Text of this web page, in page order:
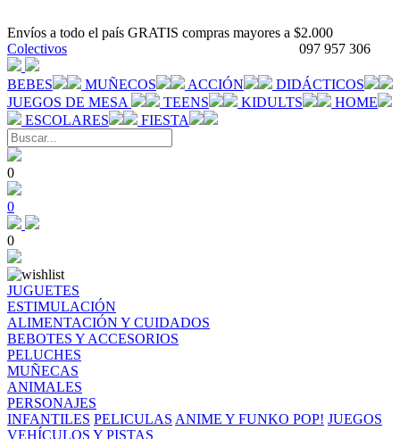
Envíos a todo el país GRATIS compras mayores a $2.000
097 957 306
Colectivos
BEBES MUÑECOS ACCIÓN
DIDÁCTICOS
JUEGOS DE MESA
TEENS KIDULTS
HOME
ESCOLARES
FIESTA
0
0
0
JUGUETES
ESTIMULACIÓN
ALIMENTACIÓN Y CUIDADOS
BEBOTES Y ACCESORIOS
PELUCHES
MUÑECAS
ANIMALES
PERSONAJES
INFANTILES PELICULAS ANIME Y FUNKO POP! JUEGOS
VEHÍCULOS Y PISTAS